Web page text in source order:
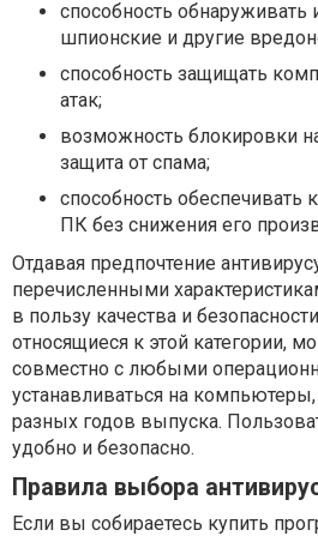
способность обнаруживать
шпионские и другие
способность защищать
атак;
возможность блокировки
защита от спама;
способность
ПК без снижения его
Отдавая предпочтение
перечисленными
в пользу качества и
относящиеся к этой категории,
совместно с любыми
устанавливаться на компьютеры,
разных годов выпуска.
удобно и безопасно.
Правила выбора
Если вы собираетесь купить